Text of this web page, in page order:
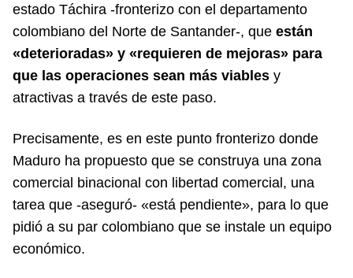
estado Táchira -fronterizo con el departamento
colombiano del Norte de Santander-, que están
«deterioradas» y «requieren de mejoras» para
que las operaciones sean más viables y
atractivas a través de este paso.
Precisamente, es en este punto fronterizo donde
Maduro ha propuesto que se construya una zona
comercial binacional con libertad comercial, una
tarea que -aseguró- «está pendiente», para lo que
pidió a su par colombiano que se instale un equipo
económico.